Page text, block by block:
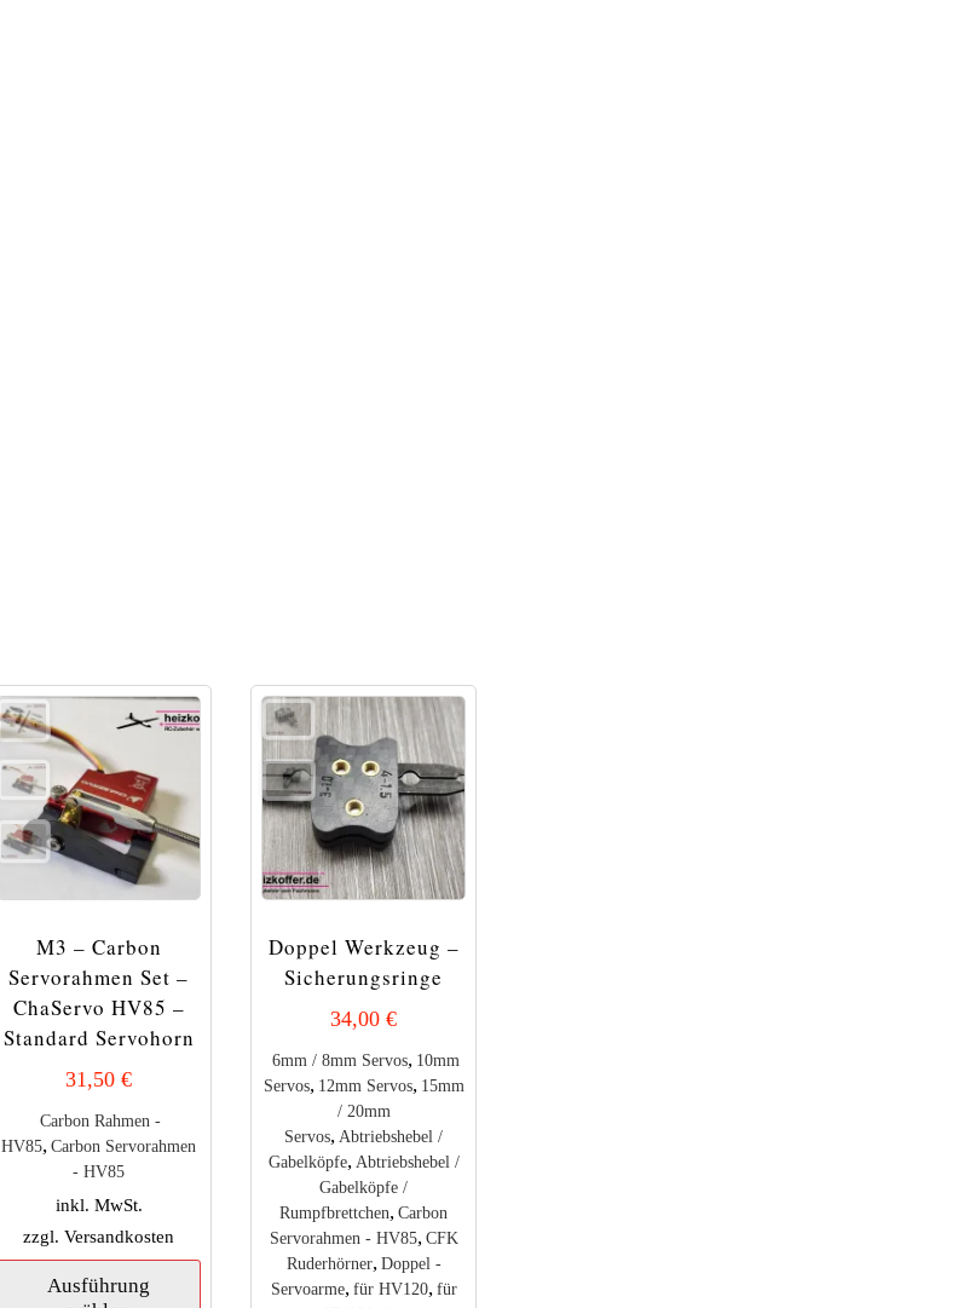
M3 – Carbon
Servorahmen Set –
ChaServo HV85 –
Standard Servohorn
31,50€
Carbon Rahmen -
HV85, Carbon Servorahmen
- HV85
inkl. MwSt.
zzgl.Versandkosten
Ausführung
Dieses
Doppel Werkzeug –
Sicherungsringe
34,00€
6mm / 8mm Servos, 10mm
Servos, 12mm Servos, 15mm
/ 20mm
Servos, Abtriebshebel /
Gabelköpfe, Abtriebshebel /
Gabelköpfe /
Rumpfbrettchen, Carbon
Servorahmen - HV85, CFK
Ruderhörner, Doppel -
Servoarme, für HV120, für